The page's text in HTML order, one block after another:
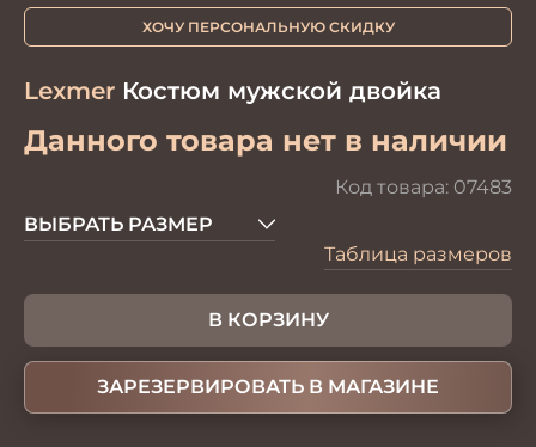
Lexmer Костюм мужской двойка
Данного товара нет в наличии
Код товара: 07483
ХОЧУ ПЕРСОНАЛЬНУЮ СКИДКУ
ВЫБРАТЬ РАЗМЕР
Таблица размеров
В КОРЗИНУ
ЗАРЕЗЕРВИРОВАТЬ В МАГАЗИНЕ